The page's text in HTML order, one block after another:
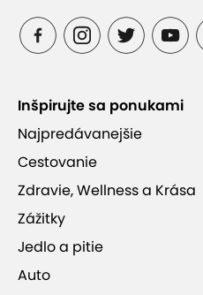
Inšpirujte sa ponukami
Najpredávanejšie
Cestovanie
Zdravie, Wellness a Krása
Zážitky
Jedlo a pitie
Auto